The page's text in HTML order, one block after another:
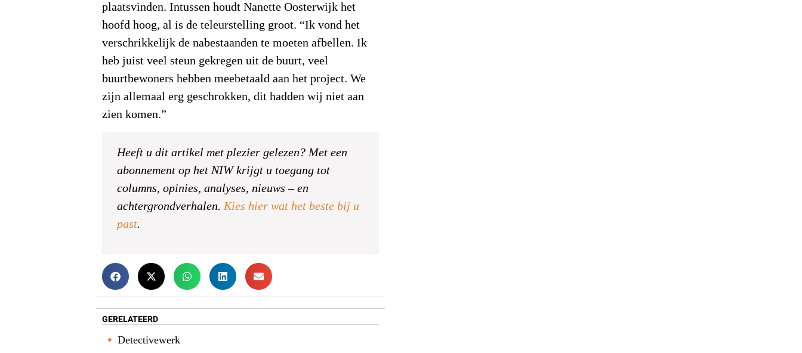
plaatsvinden. Intussen houdt Nanette Oosterwijk het
hoofd hoog, al is de teleurstelling groot. “Ik vond het
verschrikkelijk de nabestaanden te moeten afbellen. Ik
heb juist veel steun gekregen uit de buurt, veel
buurtbewoners hebben meebetaald aan het project. We
zijn allemaal erg geschrokken, dit hadden wij niet aan
zien komen.”
Heeft u dit artikel met plezier gelezen? Met een
abonnement op het NIW krijgt u toegang tot
columns, opinies, analyses, nieuws – en
achtergrondverhalen.Kies hier wat het beste bij u
past.
GERELATEERD
Detectivewerk